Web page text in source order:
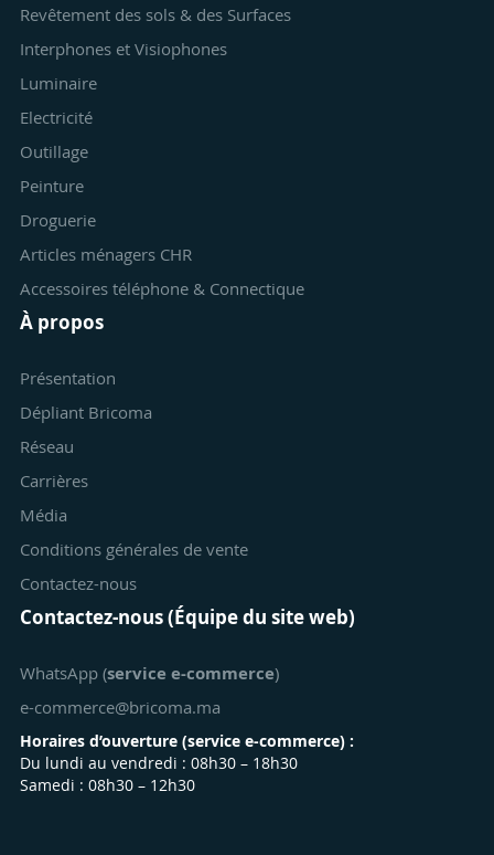
Revêtement des sols & des Surfaces
Interphones et Visiophones
Luminaire
Electricité
Outillage
Peinture
Droguerie
Articles ménagers CHR
Accessoires téléphone & Connectique
À propos
Présentation
Dépliant Bricoma
Réseau
Carrières
Média
Conditions générales de vente
Contactez-nous
Contactez-nous (Équipe du site web)
WhatsApp (service e-commerce)
e-commerce@bricoma.ma
Horaires d’ouverture (service e-commerce) :
Du lundi au vendredi : 08h30 – 18h30
Samedi : 08h30 – 12h30